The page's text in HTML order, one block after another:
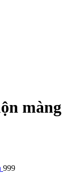
màng
999